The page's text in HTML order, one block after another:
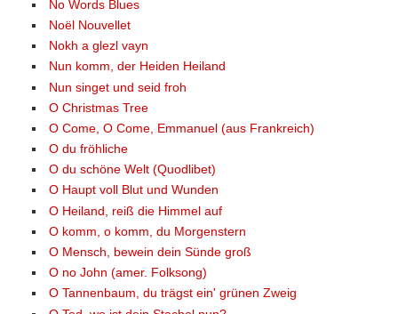
No Words Blues
Noël Nouvellet
Nokh a glezl vayn
Nun komm, der Heiden Heiland
Nun singet und seid froh
O Christmas Tree
O Come, O Come, Emmanuel (aus Frankreich)
O du fröhliche
O du schöne Welt (Quodlibet)
O Haupt voll Blut und Wunden
O Heiland, reiß die Himmel auf
O komm, o komm, du Morgenstern
O Mensch, bewein dein Sünde groß
O no John (amer. Folksong)
O Tannenbaum, du trägst ein' grünen Zweig